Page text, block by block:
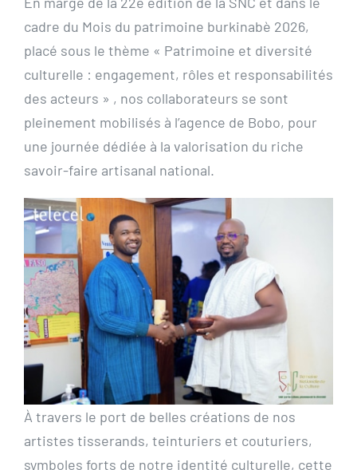
cadre du Mois du patrimoine burkinabè 2026,
placé sous le thème « Patrimoine et diversité
culturelle : engagement, rôles et responsabilités
des acteurs » , nos collaborateurs se sont
pleinement mobilisés à l’agence de Bobo, pour
une journée dédiée à la valorisation du riche
savoir-faire artisanal national.
À travers le port de belles créations de nos
artistes tisserands, teinturiers et couturiers,
symboles forts de notre identité culturelle, cette